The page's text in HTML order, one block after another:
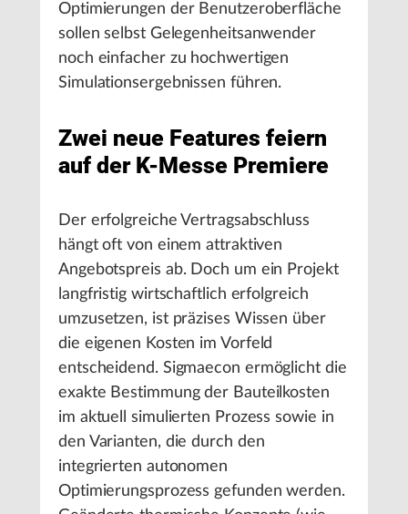
Optimierungen der Benutzeroberfläche
sollen selbst Gelegenheitsanwender
noch einfacher zu hochwertigen
Simulationsergebnissen führen.
Zwei neue Features feiern
auf der K-Messe Premiere
Der erfolgreiche Vertragsabschluss
hängt oft von einem attraktiven
Angebotspreis ab. Doch um ein Projekt
langfristig wirtschaftlich erfolgreich
umzusetzen, ist präzises Wissen über
die eigenen Kosten im Vorfeld
entscheidend. Sigmaecon ermöglicht die
exakte Bestimmung der Bauteilkosten
im aktuell simulierten Prozess sowie in
den Varianten, die durch den
integrierten autonomen
Optimierungsprozess gefunden werden.